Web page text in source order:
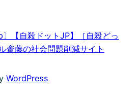
【自殺ドットJP】［自殺どっ
藤の社会問題削減サイト
WordPress